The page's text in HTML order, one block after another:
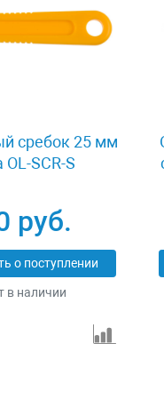
сребок 25 мм
OL-SCR-S
руб.
о поступлении
в наличии